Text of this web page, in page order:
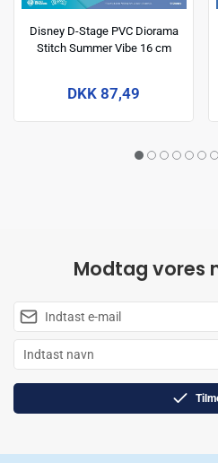
Disney D-Stage PVC Diorama
Stitch Summer Vibe 16 cm
DKK 87,49
Modtag vores